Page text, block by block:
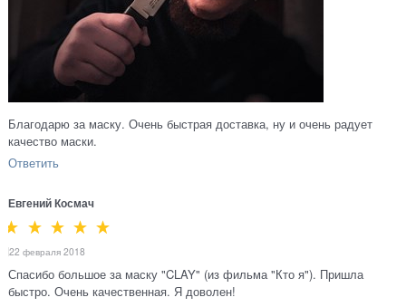
Благодарю за маску. Очень быстрая доставка, ну и очень радует
качество маски.
Ответить
Евгений Космач
22 февраля 2018
Спасибо большое за маску "CLAY" (из фильма "Кто я"). Пришла
быстро. Очень качественная. Я доволен!